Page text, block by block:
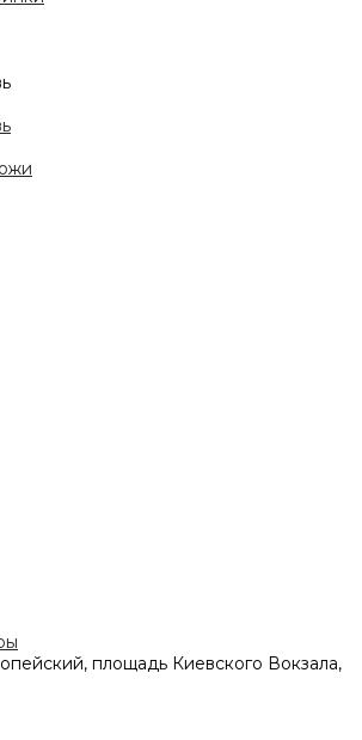
площадь Киевского Вокзала,